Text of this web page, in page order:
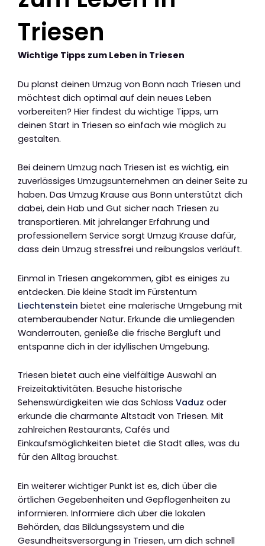
Triesen
Wichtige Tipps zum Leben in Triesen
Du planst deinen Umzug von Bonn nach Triesen und
möchtest dich optimal auf dein neues Leben
vorbereiten? Hier findest du wichtige Tipps, um
deinen Start in Triesen so einfach wie möglich zu
gestalten.
Bei deinem Umzug nach Triesen ist es wichtig, ein
zuverlässiges Umzugsunternehmen an deiner Seite zu
haben. Das Umzug Krause aus Bonn unterstützt dich
dabei, dein Hab und Gut sicher nach Triesen zu
transportieren. Mit jahrelanger Erfahrung und
professionellem Service sorgt Umzug Krause dafür,
dass dein Umzug stressfrei und reibungslos verläuft.
Einmal in Triesen angekommen, gibt es einiges zu
entdecken. Die kleine Stadt im Fürstentum
Liechtenstein bietet eine malerische Umgebung mit
atemberaubender Natur. Erkunde die umliegenden
Wanderrouten, genieße die frische Bergluft und
entspanne dich in der idyllischen Umgebung.
Triesen bietet auch eine vielfältige Auswahl an
Freizeitaktivitäten. Besuche historische
Sehenswürdigkeiten wie das Schloss Vaduz oder
erkunde die charmante Altstadt von Triesen. Mit
zahlreichen Restaurants, Cafés und
Einkaufsmöglichkeiten bietet die Stadt alles, was du
für den Alltag brauchst.
Ein weiterer wichtiger Punkt ist es, dich über die
örtlichen Gegebenheiten und Gepflogenheiten zu
informieren. Informiere dich über die lokalen
Behörden, das Bildungssystem und die
Gesundheitsversorgung in Triesen, um dich schnell